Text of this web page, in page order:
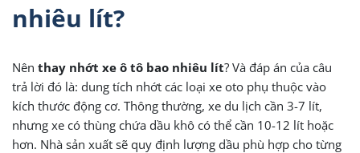
nhiêu lít?
Nên thay nhớt xe ô tô bao nhiêu lít? Và đáp án của câu
trả lời đó là: dung tích nhớt các loại xe oto phụ thuộc vào
kích thước động cơ. Thông thường, xe du lịch cần 3-7 lít,
nhưng xe có thùng chứa dầu khô có thể cần 10-12 lít hoặc
hơn. Nhà sản xuất sẽ quy định lượng dầu phù hợp cho từng